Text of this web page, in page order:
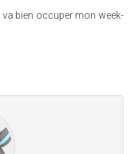
bien occuper mon week-